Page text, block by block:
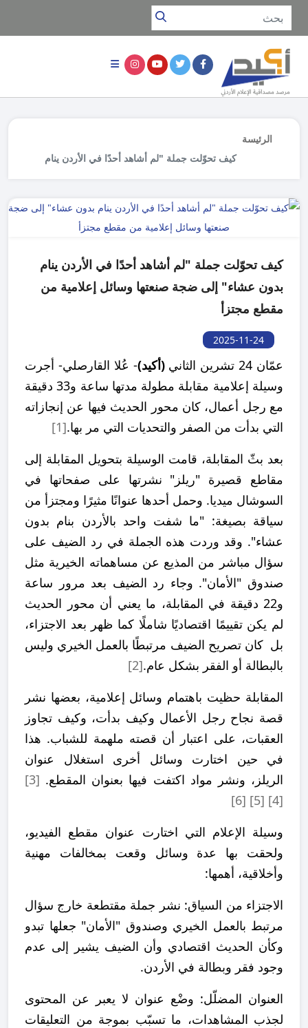
الرئيسة
كيف تحوّلت جملة "لم أشاهد أحدًا في الأردن ينام
كيف تحوّلت جملة "لم أشاهد أحدًا في الأردن ينام
بدون عشاء" إلى ضجة صنعتها وسائل إعلامية من
مقطع مجتزأ
2025-11-24
عمّان 24 تشرين الثاني (أكيد)- عُلا القارصلي- أجرت
وسيلة إعلامية مقابلة مطولة مدتها ساعة و33 دقيقة
مع رجل أعمال، كان محور الحديث فيها عن إنجازاته
التي بدأت من الصفر والتحديات التي مر بها.[1]
بعد بثّ المقابلة، قامت الوسيلة بتحويل المقابلة إلى
مقاطع قصيرة "ريلز" نشرتها على صفحاتها في
السوشال ميديا. وحمل أحدها عنوانًا مثيرًا ومجتزأ من
سياقة بصيغة: "ما شفت واحد بالأردن بنام بدون
عشاء". وقد وردت هذه الجملة في رد الضيف على
سؤال مباشر من المذيع عن مساهماته الخيرية مثل
صندوق "الأمان". وجاء رد الضيف بعد مرور ساعة
و22 دقيقة في المقابلة، ما يعني أن محور الحديث
لم يكن تقييمًا اقتصاديًا شاملًا كما ظهر بعد الاجتزاء،
بل كان تصريح الضيف مرتبطًا بالعمل الخيري وليس
بالبطالة أو الفقر بشكل عام.[2]
المقابلة حظيت باهتمام وسائل إعلامية، بعضها نشر
قصة نجاح رجل الأعمال وكيف بدأت، وكيف تجاوز
العقبات، على اعتبار أن قصته ملهمة للشباب. هذا
في حين اختارت وسائل أخرى استغلال عنوان
الريلز، ونشر مواد اكتفت فيها بعنوان المقطع. [3]
[4]
[5]
[6]
وسيلة الإعلام التي اختارت عنوان مقطع الفيديو،
ولحقت بها عدة وسائل وقعت بمخالفات مهنية
وأخلاقية، أهمها:
الاجتزاء من السياق: نشر جملة مقتطعة خارج سؤال
مرتبط بالعمل الخيري وصندوق "الأمان" جعلها تبدو
وكأن الحديث اقتصادي وأن الضيف يشير إلى عدم
وجود فقر وبطالة في الأردن.
العنوان المضلّل: وضْع عنوان لا يعبر عن المحتوى
لجذب المشاهدات، ما تسبّب بموجة من التعليقات